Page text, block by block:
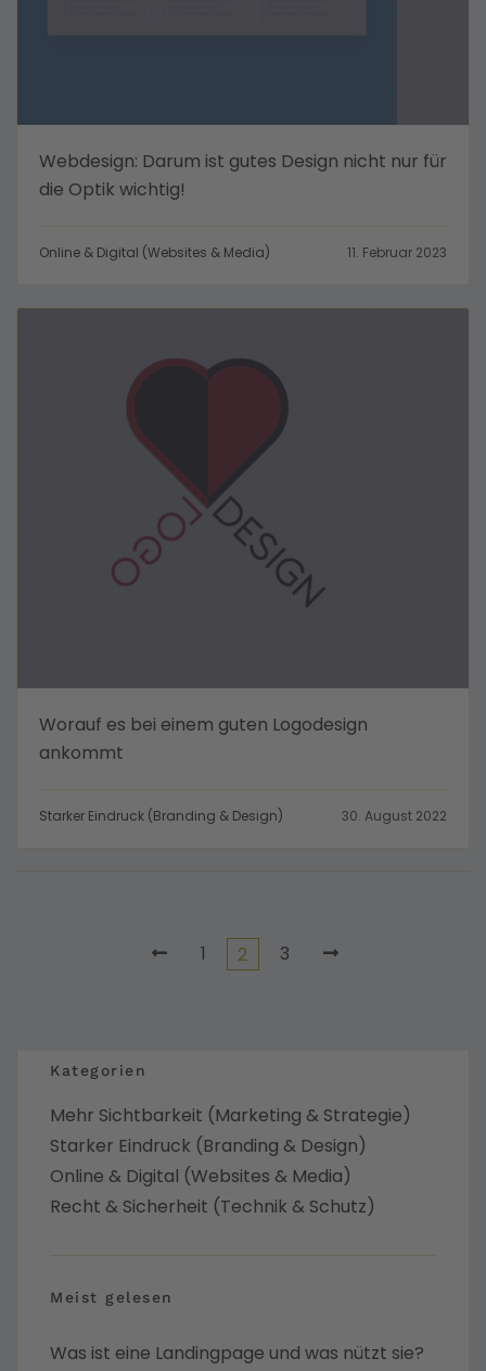
Webdesign: Darum ist gutes Design nicht nur für
die Optik wichtig!
Online & Digital (Websites & Media) 11. Februar 2023
Worauf es bei einem guten Logodesign
ankommt
Starker Eindruck (Branding & Design) 30. August 2022
1 2 3
Kategorien
Mehr Sichtbarkeit (Marketing & Strategie)
Starker Eindruck (Branding & Design)
Online & Digital (Websites & Media)
Recht & Sicherheit (Technik & Schutz)
Meist gelesen
Was ist eine Landingpage und was nützt sie?